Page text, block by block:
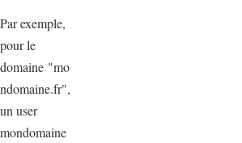
Parexemple,
pour le
domaine "mo
ndomaine.fr",
un user
mondomaine